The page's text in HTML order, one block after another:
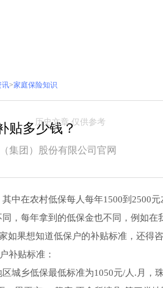
讯>家庭保险知识
贴多少钱？
集团）股份有限公司官网
中在农村低保每人每年1500到2500
，每年拿到的低保金也不同，例如
如果想知道低保户的补贴标准，还得
补贴标准：
城乡低保最低标准为1050元/人.月，